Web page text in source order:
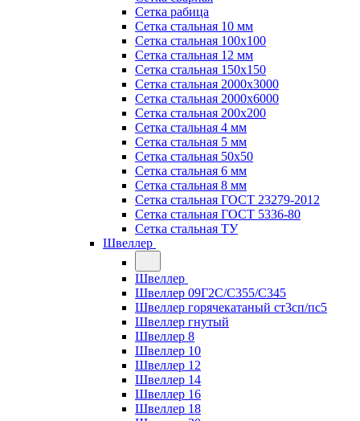
Сетка рабица
Сетка стальная 10 мм
Сетка стальная 100х100
Сетка стальная 12 мм
Сетка стальная 150х150
Сетка стальная 2000х3000
Сетка стальная 2000х6000
Сетка стальная 200х200
Сетка стальная 4 мм
Сетка стальная 5 мм
Сетка стальная 50х50
Сетка стальная 6 мм
Сетка стальная 8 мм
Сетка стальная ГОСТ 23279-2012
Сетка стальная ГОСТ 5336-80
Сетка стальная ТУ
Швеллер
Швеллер
Швеллер 09Г2С/С355/С345
Швеллер горячекатаный ст3сп/пс5
Швеллер гнутый
Швеллер 8
Швеллер 10
Швеллер 12
Швеллер 14
Швеллер 16
Швеллер 18